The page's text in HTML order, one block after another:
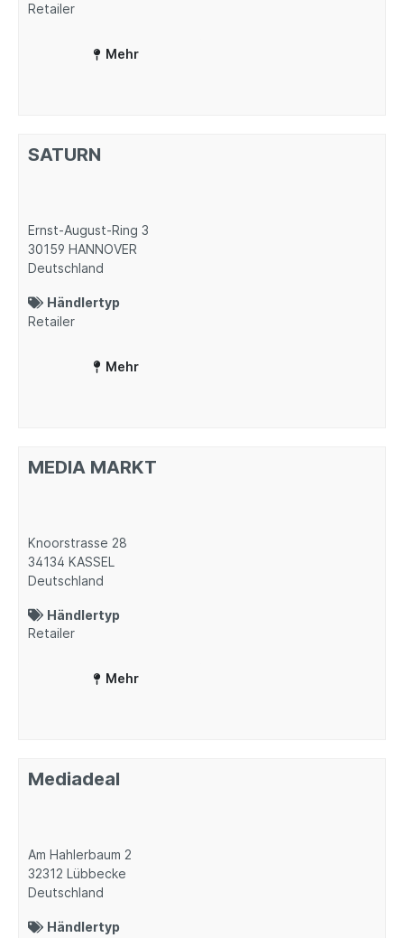
Retailer
Mehr
SATURN
Ernst-August-Ring 3
30159 HANNOVER
Deutschland
Händlertyp
Retailer
Mehr
MEDIA MARKT
Knoorstrasse 28
34134 KASSEL
Deutschland
Händlertyp
Retailer
Mehr
Mediadeal
Am Hahlerbaum 2
32312 Lübbecke
Deutschland
Händlertyp